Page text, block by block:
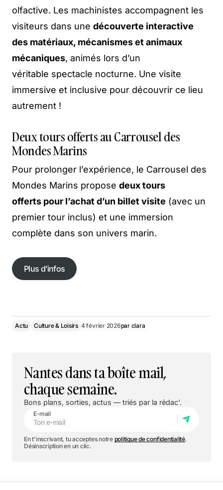
olfactive. Les machinistes accompagnent les
visiteurs dans une découverte interactive
des matériaux, mécanismes et animaux
mécaniques, animés lors d’un
véritable spectacle nocturne. Une visite
immersive et inclusive pour découvrir ce lieu
autrement !
Deux tours offerts au Carrousel des
Mondes Marins
Pour prolonger l’expérience, le Carrousel des
Mondes Marins propose deux tours
offerts pour l’achat d’un billet visite (avec un
premier tour inclus) et une immersion
complète dans son univers marin.
Plus d’infos
Actu Culture & Loisirs 4 février 2026par clara
Nantes dans ta boîte mail,
chaque semaine.
Bons plans, sorties, actus — triés par la rédac'.
E-mail
En t'inscrivant, tu acceptes notre politique de confidentialité.
Désinscription en un clic.